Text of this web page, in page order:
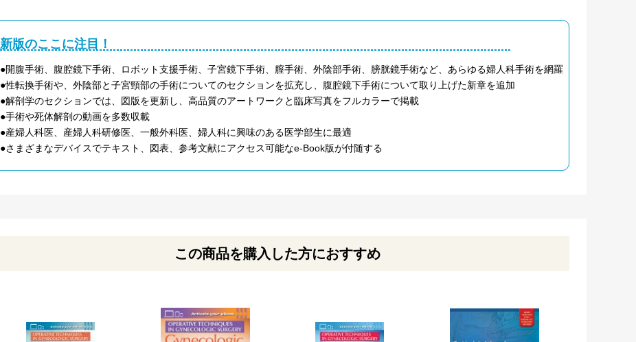
新版のここに注目！
●開腹手術、腹腔鏡下手術、ロボット支援手術、子宮鏡下手術、膣手術、外陰部手術、膀胱鏡手術など、あらゆる婦人科手術を網羅
●性転換手術や、外陰部と子宮頸部の手術についてのセクションを拡充し、腹腔鏡下手術について取り上げた新章を追加
●解剖学のセクションでは、図版を更新し、高品質のアートワークと臨床写真をフルカラーで掲載
●手術や死体解剖の動画を多数収載
●産婦人科医、産婦人科研修医、一般外科医、婦人科に興味のある医学部生に最適
●さまざまなデバイスでテキスト、図表、参考文献にアクセス可能なe-Book版が付随する
この商品を購入した方におすすめ